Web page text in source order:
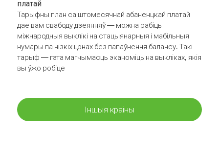
платай
Тарыфны план са штомесячнай абаненцкай платай
дае вам свабоду дзеянняў — можна рабіць
міжнародныя выклікі на стацыянарныя і мабільныя
нумары па нізкіх цэнах без папаўнення балансу. Такі
тарыф — гэта магчымасць эканоміць на выкліках, якія
вы ўжо робіце
Іншыя краіны